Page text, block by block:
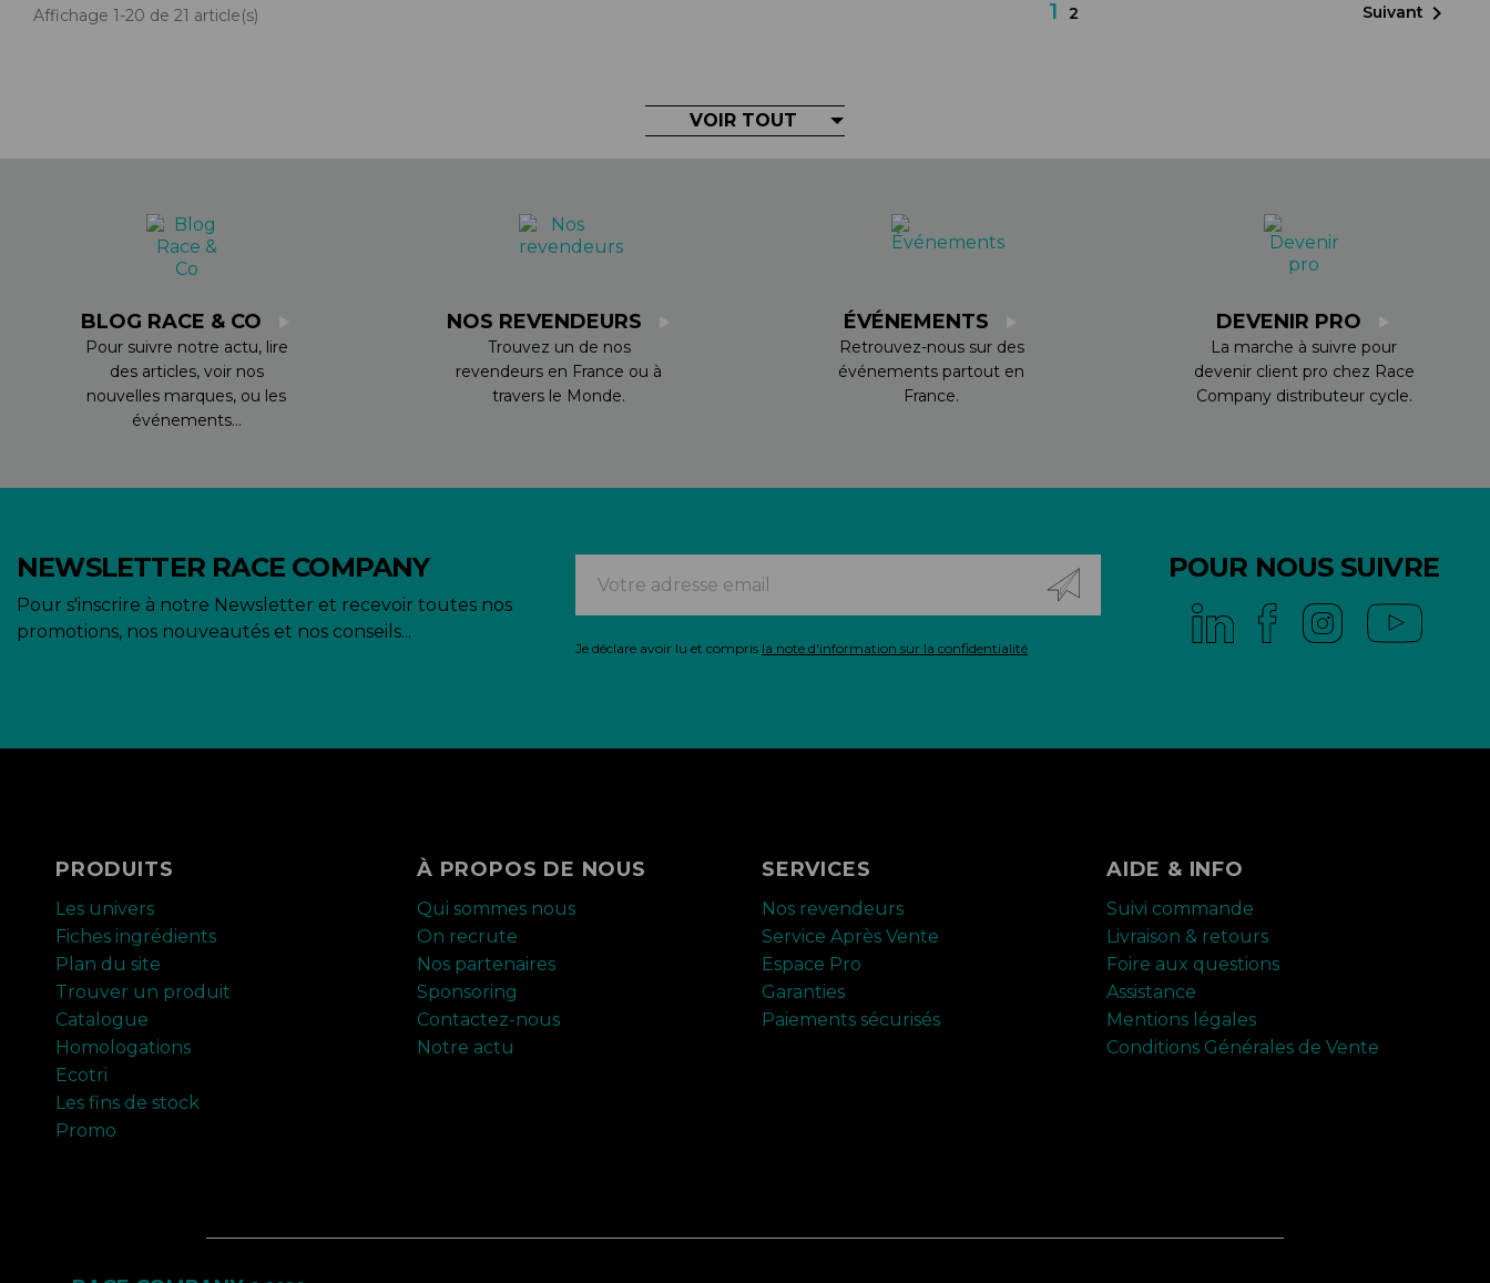
Affichage 1-20 de 21 article(s) 1 2 Suivant 
VOIR TOUT
BLOG RACE & CO
Pour suivre notre actu, lire
des articles, voir nos
nouvelles marques, ou les
événements...
NOS REVENDEURS
Trouvez un de nos
revendeurs en France ou à
travers le Monde.
ÉVÉNEMENTS
Retrouvez-nous sur des
événements partout en
France.
DEVENIR PRO
La marche à suivre pour
devenir client pro chez Race
Company distributeur cycle.
NEWSLETTER RACE COMPANY
Pour s'inscrire à notre Newsletter et recevoir toutes nos
promotions, nos nouveautés et nos conseils...
Je déclare avoir lu et compris la note d'information sur la confidentialité
POUR NOUS SUIVRE
PRODUITS
Les univers
Fiches ingrédients
Plan du site
Trouver un produit
Catalogue
Homologations
Ecotri
Les fins de stock
Promo
À PROPOS DE NOUS
Qui sommes nous
On recrute
Nos partenaires
Sponsoring
Contactez-nous
Notre actu
SERVICES
Nos revendeurs
Service Après Vente
Espace Pro
Garanties
Paiements sécurisés
AIDE & INFO
Suivi commande
Livraison & retours
Foire aux questions
Assistance
Mentions légales
Conditions Générales de Vente